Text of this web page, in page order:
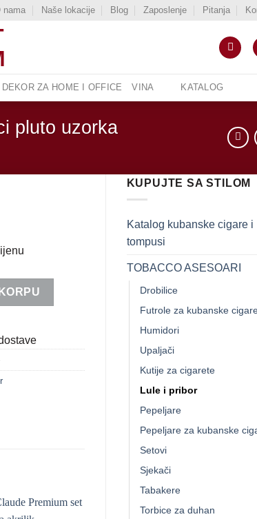
nama Naše lokacije Blog Zaposlenje Pitanja
DEKOR ZA HOME I OFFICE VINA KATALOG
pluto uzorka
KUPUJTE SA STILOM
Katalog kubanske cigare i
tompusi
TOBACCO ASESOARI
Drobilice
Futrole za kubanske
Humidori
Upaljači
Kutije za cigarete
Lule i pribor
Pepeljare
Pepeljare za kubanske
Setovi
Sjekači
Tabakere
Torbice za duhan
pluto uzorka količina